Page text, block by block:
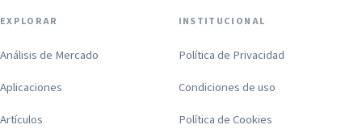
EXPLORAR
Análisis de Mercado
Aplicaciones
Artículos
INSTITUCIONAL
Política de Privacidad
Condiciones de uso
Política de Cookies